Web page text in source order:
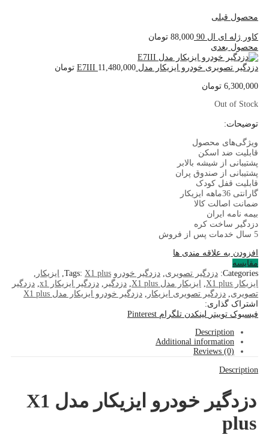
محصول قبلی
کاور ژله ای ال 90 88,000 تومان
محصول بعدی
دزدگیر تصویری خودرو ایزیکار مدل E7III 11,480,000 تومان
6,300,000 تومان
Out of Stock
توضیحات:
ویژگی‌های محصول
قابلیت ضد اسکن
پشتیبانی از شیشه بالابر
پشتیبانی از صندوق پران
قابلیت قفل کودک
گارانتی 36ماهه ایزیکار
ضمانت اصالت کالا
بیمه نامه ایران
دزدگیر ساخت کره
5 سال خدمات پس از فروش
افزودن به علاقه مندی ها
مقایسه
Categories: دزدگیر تصویری دزدگیر خودرو Tags: X1 plus ایزیکار
ایزیکار X1 plus
ایزیکار مدل X1 plus دزدگیر دزدگیر ایزیکار x1
دزدگیر
تصویری دزدگیر تصویری ایزیکار
دزدگیر خودرو ایزیکار مدل X1 plus
اشتراک گذاری:
فیسبوک توییتر لینکدن تلگرام Pinterest
Description
Additional information
Reviews (0)
Description
دزدگیر خودرو ایزیکار مدل X1
plus